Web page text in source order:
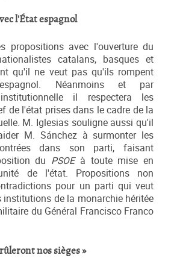
l'État espagnol
propositions avec l'ouverture du
catalans, basques et
qu'il ne veut pas qu'ils rompent
Néanmoins et par
il respectera les
de l'état prises dans le cadre de la
M. Iglesias souligne aussi qu'il
M. Sánchez à surmonter les
dans son parti, faisant
du PSOEà toute mise en
de l'état. Propositions non
pour un parti qui veut
institutions de la monarchie héritée
du Général Francisco Franco
nos sièges »